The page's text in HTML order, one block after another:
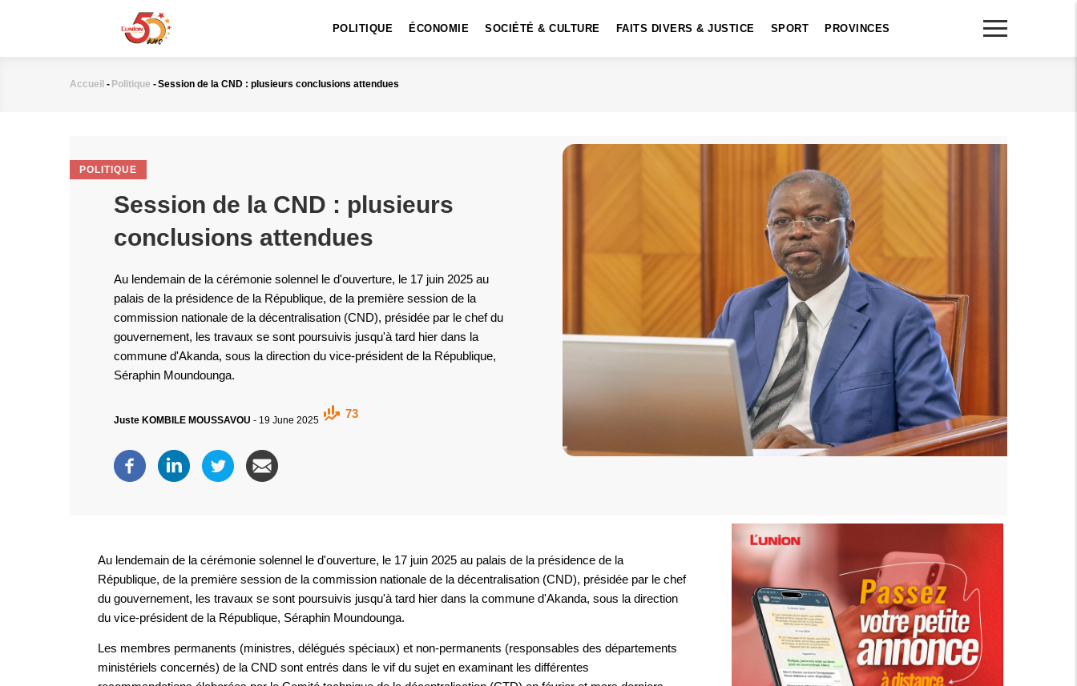
POLITIQUE ÉCONOMIE SOCIÉTÉ & CULTURE FAITS DIVERS & JUSTICE SPORT PROVINCES
Fil
Accueil - Politique -Session de la CND : plusieurs conclusions attendues
POLITIQUE
Session de la CND : plusieurs
conclusions attendues
Au lendemain de la cérémonie solennel le d'ouverture, le 17 juin 2025 au
palais de la présidence de la République, de la première session de la
commission nationale de la décentralisation (CND), présidée par le chef du
gouvernement, les travaux se sont poursuivis jusqu'à tard hier dans la
commune d'Akanda, sous la direction du vice-président de la République,
Séraphin Moundounga.
Juste KOMBILE MOUSSAVOU - 19 June 2025
73
Au lendemain de la cérémonie solennel le d'ouverture, le 17 juin 2025 au palais de la présidence de la
République, de la première session de la commission nationale de la décentralisation (CND), présidée par le chef
du gouvernement, les travaux se sont poursuivis jusqu'à tard hier dans la commune d'Akanda, sous la direction
du vice-président de la République, Séraphin Moundounga.
Les membres permanents (ministres, délégués spéciaux) et non-permanents (responsables des départements
ministériels concernés) de la CND sont entrés dans le vif du sujet en examinant les différentes